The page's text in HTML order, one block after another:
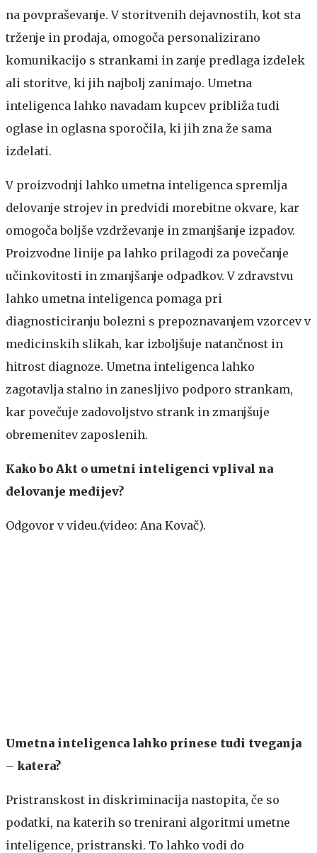
na povpraševanje. V storitvenih dejavnostih, kot sta
trženje in prodaja, omogoča personalizirano
komunikacijo s strankami in zanje predlaga izdelek
ali storitve, ki jih najbolj zanimajo. Umetna
inteligenca lahko navadam kupcev približa tudi
oglase in oglasna sporočila, ki jih zna že sama
izdelati.
V proizvodnji lahko umetna inteligenca spremlja
delovanje strojev in predvidi morebitne okvare, kar
omogoča boljše vzdrževanje in zmanjšanje izpadov.
Proizvodne linije pa lahko prilagodi za povečanje
učinkovitosti in zmanjšanje odpadkov. V zdravstvu
lahko umetna inteligenca pomaga pri
diagnosticiranju bolezni s prepoznavanjem vzorcev v
medicinskih slikah, kar izboljšuje natančnost in
hitrost diagnoze. Umetna inteligenca lahko
zagotavlja stalno in zanesljivo podporo strankam,
kar povečuje zadovoljstvo strank in zmanjšuje
obremenitev zaposlenih.
Kako bo Akt o umetni inteligenci vplival na
delovanje medijev?
Odgovor v videu.(video: Ana Kovač).
Umetna inteligenca lahko prinese tudi tveganja
– katera?
Pristranskost in diskriminacija nastopita, če so
podatki, na katerih so trenirani algoritmi umetne
inteligence, pristranski. To lahko vodi do